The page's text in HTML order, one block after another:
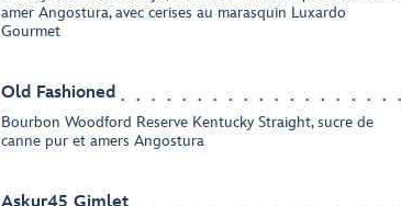
amer Angostura, avec cerises au marasquin Luxardo
Gourmet
Old Fashioned
Bourbon Woodford Reserve Kentucky Straight, sucre de
canne pur et amers Angostura